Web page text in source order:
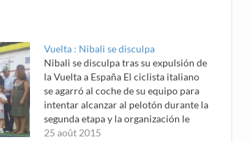
Vuelta : Nibali se disculpa
Nibali se disculpa tras su expulsión de
la Vuelta a España El ciclista italiano
se agarró al coche de su equipo para
intentar alcanzar al pelotón durante la
segunda etapa y la organización le
sancionó con la expulsión El ciclista
25 août 2015